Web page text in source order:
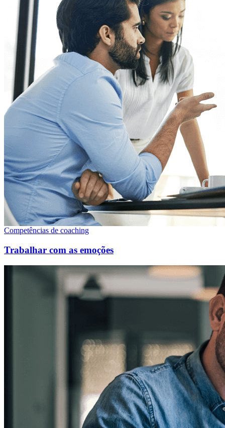
Competências de coaching
Trabalhar com as emoções